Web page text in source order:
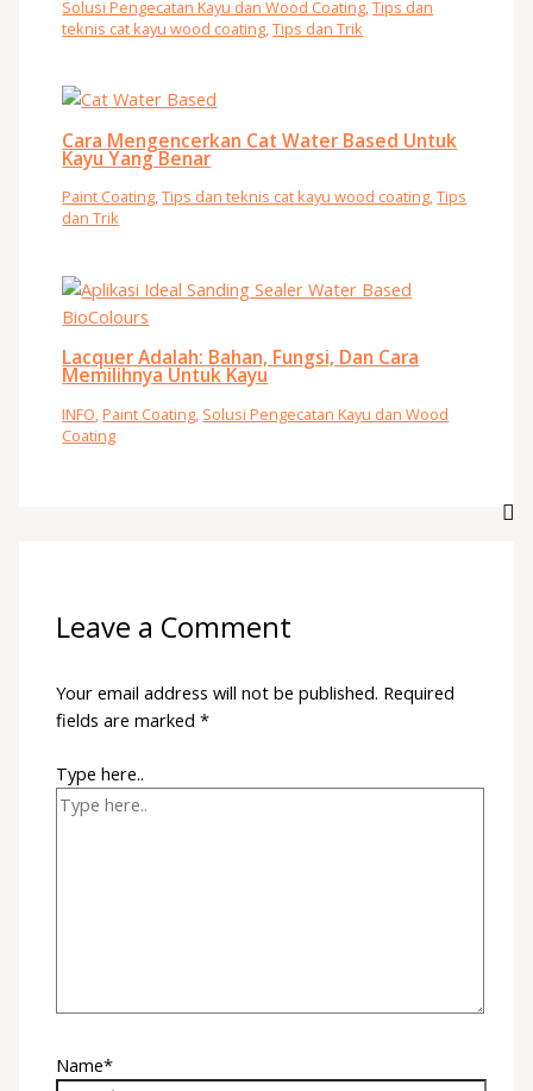
Solusi Pengecatan Kayu dan Wood Coating,Tips dan
teknis cat kayu wood coating,Tips dan Trik
Cara Mengencerkan Cat Water Based Untuk
Kayu Yang Benar
Paint Coating,Tips dan teknis cat kayu wood coating,Tips
dan Trik
Lacquer Adalah: Bahan, Fungsi, Dan Cara
Memilihnya Untuk Kayu
INFO,Paint Coating, Solusi Pengecatan Kayu dan Wood
Coating
Leave a Comment
Your email address will not be published. Required
fields are marked*
Type here..
Name*